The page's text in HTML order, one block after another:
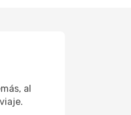
al